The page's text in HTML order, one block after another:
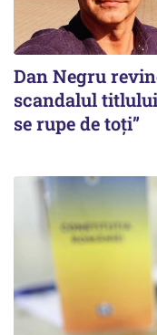
Dan Negru
scandalul titlului
se rupe de toți”